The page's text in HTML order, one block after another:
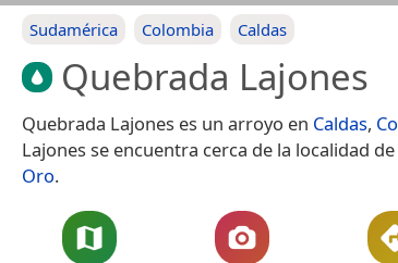
Sudamérica Colombia Caldas
Quebrada Lajones
Quebrada Lajones es un arroyo en Caldas,
Lajones se encuentra cerca de la localidad de
Oro.